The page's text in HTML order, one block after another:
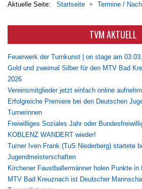
Aktuelle Seite: Startseite Termine /
TVM AKTUELL
Feuerwerk der Turnkunst | on stage am
Gold und zweimal Silber für den MTV Bad
2026
Vereinsmitglieder jetzt einfach online
Erfolgreiche Premiere bei den Deutschen
Turnerinnen
Freiwilliges Soziales Jahr oder
KOBLENZ WANDERT wieder!
Turner Iven Frank (TuS Niederberg) startete
Jugendmeisterschaften
Kirchener Faustballermänner holen Punkte in
MTV Bad Kreuznach ist Deutscher